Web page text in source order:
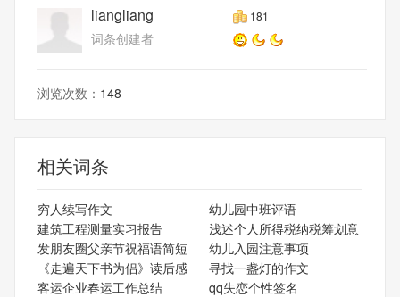
liangliang 181
词条创建者
浏览次数： 148
相关词条
穷人续写作文
幼儿园中班评语
建筑工程测量实习报告
浅述个人所得税纳税筹划意
发朋友圈父亲节祝福语简短
幼儿入园注意事项
《走遍天下书为侣》读后感
寻找一盏灯的作文
客运企业春运工作总结
qq失恋个性签名